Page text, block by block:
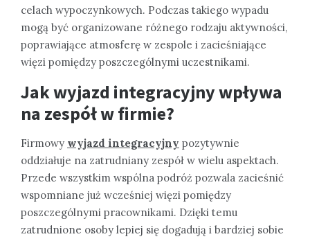
celach wypoczynkowych. Podczas takiego wypadu
mogą być organizowane różnego rodzaju aktywności,
poprawiające atmosferę w zespole i zacieśniające
więzi pomiędzy poszczególnymi uczestnikami.
Jak wyjazd integracyjny wpływa
na zespół w firmie?
Firmowy wyjazd integracyjny pozytywnie
oddziałuje na zatrudniany zespół w wielu aspektach.
Przede wszystkim wspólna podróż pozwala zacieśnić
wspomniane już wcześniej więzi pomiędzy
poszczególnymi pracownikami. Dzięki temu
zatrudnione osoby lepiej się dogadują i bardziej sobie